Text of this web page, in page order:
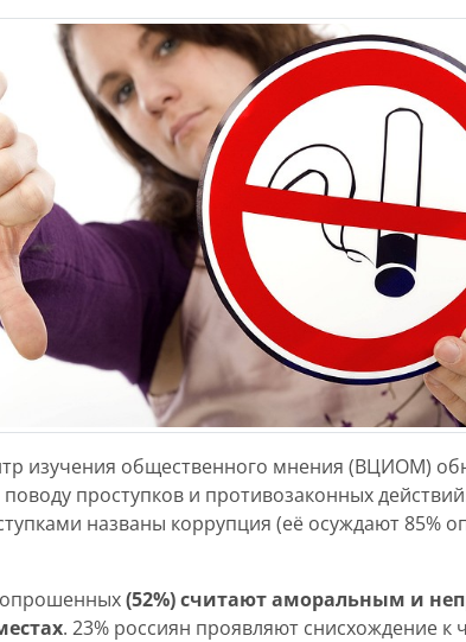
изучения общественного мнения (ВЦИОМ)
проступков и противозаконных
названы коррупция (её осуждают 85%
(52%) считают аморальным и
. 23% россиян проявляют снисхождение